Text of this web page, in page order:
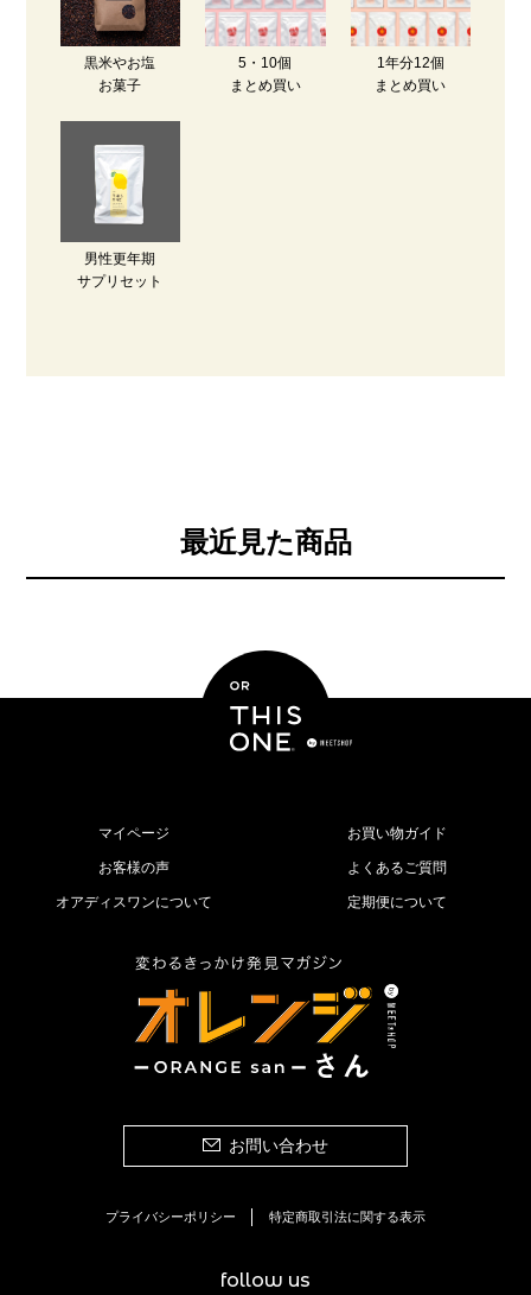
黒米やお塩
お菓子
5・10個
まとめ買い
1年分12個
まとめ買い
男性更年期
サプリセット
最近見た商品
マイページ お買い物ガイド
お客様の声 よくあるご質問
オアディスワンについて 定期便について
お問い合わせ
プライバシーポリシー 特定商取引法に関する表示
follow us